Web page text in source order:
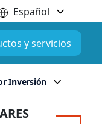
Español
y servicios
Inversión